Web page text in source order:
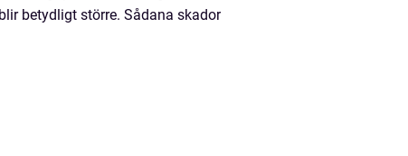
betydligt större. Sådana skador